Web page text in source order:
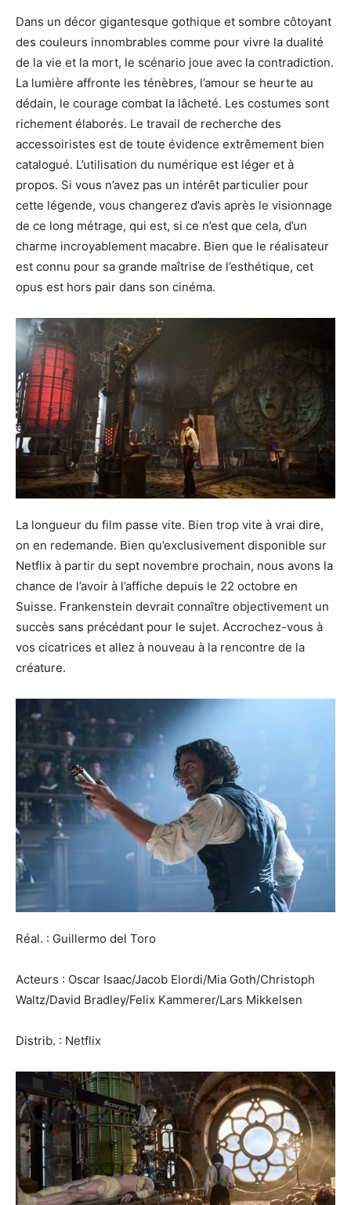
Dans un décor gigantesque gothique et sombre côtoyant
des couleurs innombrables comme pour vivre la dualité
de la vie et la mort, le scénario joue avec la contradiction.
La lumière affronte les ténèbres, l’amour se heurte au
dédain, le courage combat la lâcheté. Les costumes sont
richement élaborés. Le travail de recherche des
accessoiristes est de toute évidence extrêmement bien
catalogué. L’utilisation du numérique est léger et à
propos. Si vous n’avez pas un intérêt particulier pour
cette légende, vous changerez d’avis après le visionnage
de ce long métrage, qui est, si ce n’est que cela, d’un
charme incroyablement macabre. Bien que le réalisateur
est connu pour sa grande maîtrise de l’esthétique, cet
opus est hors pair dans son cinéma.
La longueur du film passe vite. Bien trop vite à vrai dire,
on en redemande. Bien qu’exclusivement disponible sur
Netflix à partir du sept novembre prochain, nous avons la
chance de l’avoir à l’affiche depuis le 22 octobre en
Suisse. Frankenstein devrait connaître objectivement un
succès sans précédant pour le sujet. Accrochez-vous à
vos cicatrices et allez à nouveau à la rencontre de la
créature.
Réal. : Guillermo del Toro
Acteurs : Oscar Isaac/Jacob Elordi/Mia Goth/Christoph
Waltz/David Bradley/Felix Kammerer/Lars Mikkelsen
Distrib. : Netflix